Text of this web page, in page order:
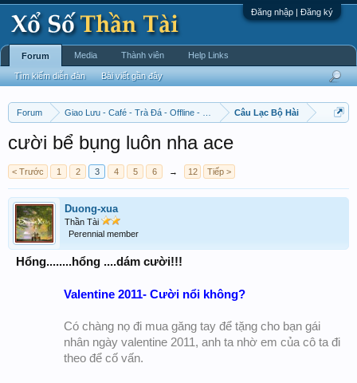
Đăng nhập | Đăng ký
Forum Giao Lưu - Café - Trà Đá - Offline - Tỉnh Tò Hihi!Câu Lạc Bộ Hài
cười bể bụng luôn nha ace
< Trước 1 2 3 4 5 6 → 12 Tiếp >
Duong-xua
Thần Tài
Perennial member
Hổng........hổng ....dám cười!!!
Valentine 2011- Cười nổi không?
Có chàng nọ đi mua găng tay để tặng cho bạn gái
nhân ngày valentine 2011, anh ta nhờ em của cô ta đi
theo để cố vấn.
Forum
Tìm kiếm diễn đàn Bài viết gần đây
Media Thành viên Help Links